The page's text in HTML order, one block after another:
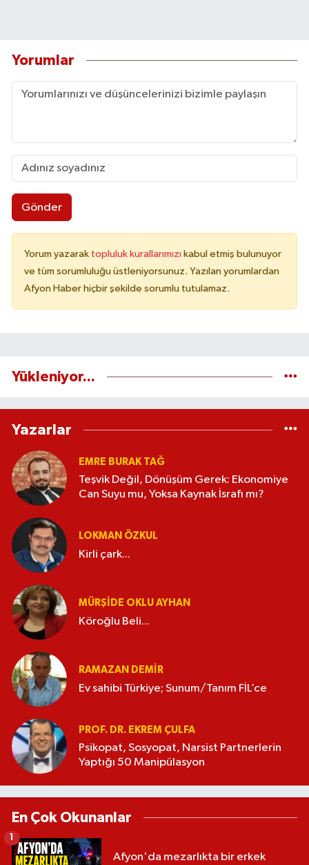
Yorumlar
Gönder
Yorum yazarak topluluk kurallarımızı kabul etmiş bulunuyor
ve tüm sorumluluğu üstleniyorsunuz. Yazılan yorumlardan
Afyon Haber hiçbir şekilde sorumlu tutulamaz.
Yükleniyor...
Yazarlar
EMRE BURAK TAĞ
Teşvik Değil, Dönüşüm Gerek: Ekonomiye
Can Suyu mu, Yoksa Kaynak İsrafı mı?
LOKMAN ÖZKUL
Kirli çark...
MÜRŞIDE OKLU AYHAN
Köroğlu Beli...
RAMAZAN DEMİR
Ev sahibi Türkiye; Sunum/Tanım FİL’ce
PROF. DR. EKREM ÇULFA
Psikopat, Sosyopat, Narsist Partnerlerin
Yaptığı 50 Manipülasyon
En Çok Okunanlar
Afyon'da mezarlıkta bir erkek
1